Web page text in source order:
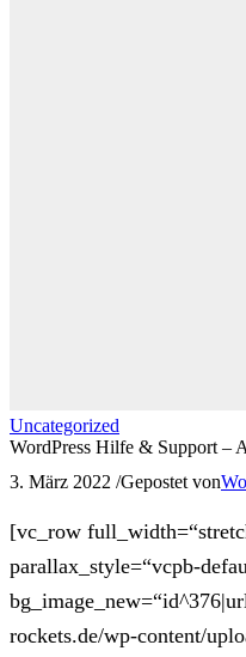
Uncategorized
WordPress Hilfe & Support –
3. März 2022 /Gepostet von
[vc_row
parallax_style=“vcpb-
rockets.de/wp-content/